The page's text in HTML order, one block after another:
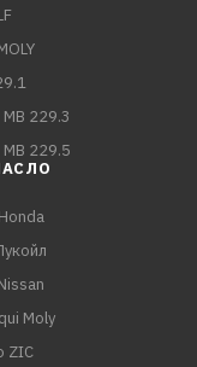
229.3
229.5
Moly
ZIC